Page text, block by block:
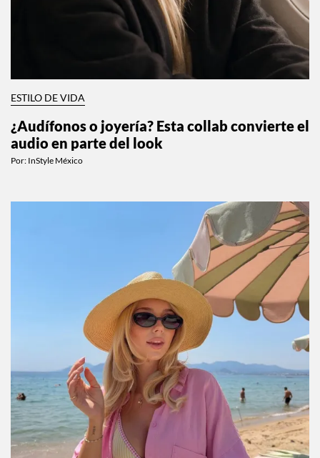
ESTILO DE VIDA
¿Audífonos o joyería? Esta collab convierte el
audio en parte del look
Por: InStyle México